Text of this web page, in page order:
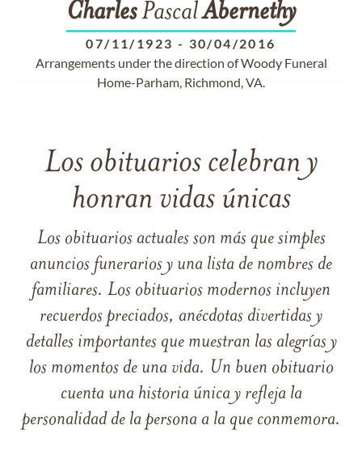
CharlesPascalAbernethy
07/11/1923 - 30/04/2016
Arrangements under the direction of Woody Funeral
Home-Parham, Richmond, VA.
Los obituarios celebran y
honran vidas únicas
Los obituarios actuales son más que simples
anuncios funerarios y una lista de nombres de
familiares. Los obituarios modernos incluyen
recuerdos preciados, anécdotas divertidas y
detalles importantes que muestran las alegrías y
los momentos de una vida. Un buen obituario
cuenta una historia única y refleja la
personalidad de la persona a la que conmemora.